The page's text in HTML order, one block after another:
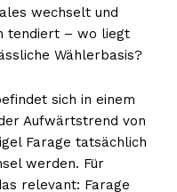
wechselt und
tendiert – wo liegt
Wählerbasis?
sich in einem
Aufwärtstrend von
Farage tatsächlich
werden. Für
relevant: Farage